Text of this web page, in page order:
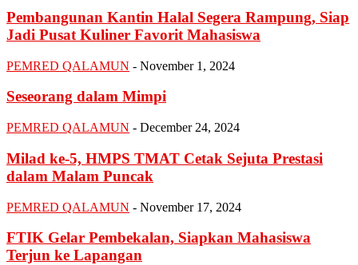
Pembangunan Kantin Halal Segera Rampung, Siap
Jadi Pusat Kuliner Favorit Mahasiswa
PEMRED QALAMUN - November 1, 2024
Seseorang dalam Mimpi
PEMRED QALAMUN - December 24, 2024
Milad ke-5, HMPS TMAT Cetak Sejuta Prestasi
dalam Malam Puncak
PEMRED QALAMUN - November 17, 2024
FTIK Gelar Pembekalan, Siapkan Mahasiswa
Terjun ke Lapangan